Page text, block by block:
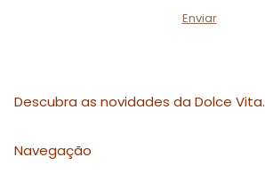
Descubra as novidades da Dolce Vita.
Navegação